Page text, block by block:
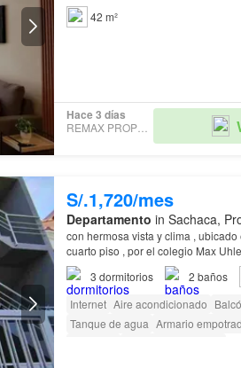
42 m²
Hace 3 días
REMAX PROPERTIES
S/.1,720/mes
Departamento in Sachaca,
con hermosa vista y clima ,
3 dormitorios 2 baños
Internet Aire acondicionado
Tanque de agua Armario